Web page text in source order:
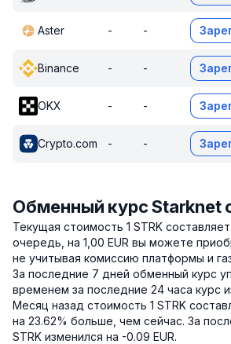
Aster - -
Binance - -
OKX - -
Crypto.com - -
Обменный курс Starknet
Текущая стоимость 1 STRK составляет
очередь, на 1,00 EUR вы можете
не учитывая комиссию платформы и
За последние 7 дней обменный курс
временем за последние 24 часа курс
Месяц назад стоимость 1 STRK
на 23.62% больше, чем сейчас. За
STRK изменился на -0.09 EUR.